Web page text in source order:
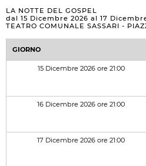
LA NOTTE DEL GOSPEL
dal 15 Dicembre 2026 al 17
TEATRO COMUNALE SASSARI -
GIORNO
15 Dicembre 2026 ore 21:00
16 Dicembre 2026 ore 21:00
17 Dicembre 2026 ore 21:00